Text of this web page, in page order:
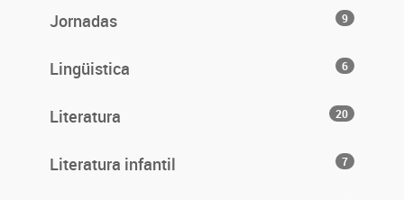
Jornadas 9
Lingüistica 6
Literatura 20
Literatura infantil 7